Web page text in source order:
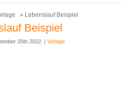
» Lebenslauf Beispiel
Beispiel
25th 2022. | Vorlage